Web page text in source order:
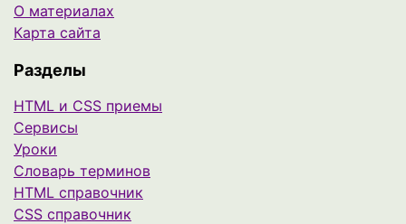
О материалах
Карта сайта
Разделы
HTML и CSS приемы
Сервисы
Уроки
Cловарь терминов
HTML справочник
CSS справочник